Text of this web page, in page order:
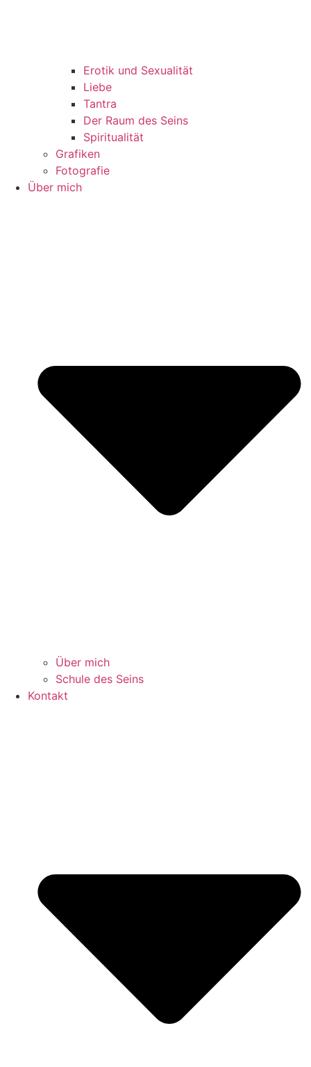
Erotik und Sexualität
Liebe
Tantra
Der Raum des Seins
Spiritualität
Grafiken
Fotografie
Über mich
Über mich
Schule des Seins
Kontakt